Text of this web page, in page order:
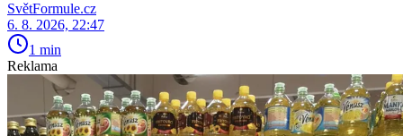
SvětFormule.cz
6. 8. 2026, 22:47
1 min
Reklama